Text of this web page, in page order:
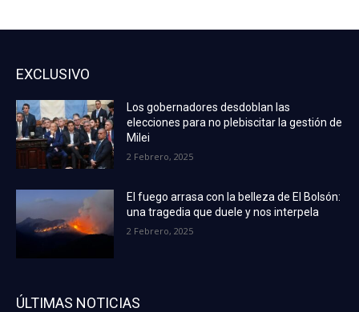
EXCLUSIVO
Los gobernadores desdoblan las
elecciones para no plebiscitar la gestión de
Milei
2 Febrero, 2025
El fuego arrasa con la belleza de El Bolsón:
una tragedia que duele y nos interpela
2 Febrero, 2025
ÚLTIMAS NOTICIAS